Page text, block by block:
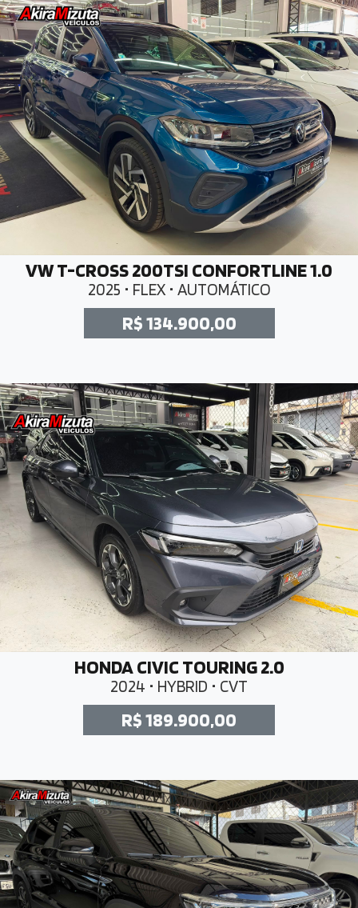
VW T-CROSS 200TSI CONFORTLINE 1.0
2025 • FLEX • AUTOMÁTICO
R$ 134.900,00
HONDA CIVIC TOURING 2.0
2024 • HYBRID • CVT
R$ 189.900,00